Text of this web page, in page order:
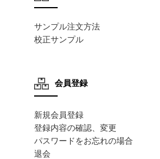
サンプル注文方法
校正サンプル
会員登録
新規会員登録
登録内容の確認、変更
パスワードをお忘れの場合
退会